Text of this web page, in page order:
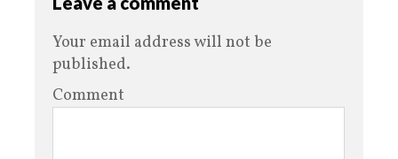
Your email address will not be
published.
Comment